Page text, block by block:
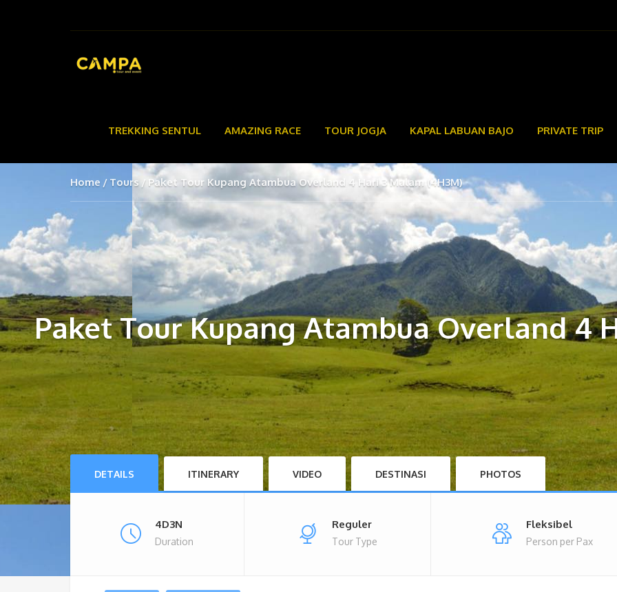
TREKKING SENTUL AMAZING RACE TOUR JOGJA KAPAL LABUAN BAJO PRIVATE TRIP
Home Tours Paket Tour Kupang Atambua Overland 4 Hari 3 Malam (4H3M)
Paket Tour Kupang Atambua Overland 4
DETAILS ITINERARY VIDEO DESTINASI PHOTOS
4D3N
Duration
Reguler
Tour Type
Fleksibel
Person per Pax